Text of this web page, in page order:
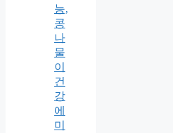
능,
콩
나
물
이
건
강
에
미